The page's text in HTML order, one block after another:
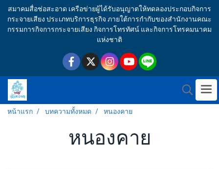
สมาคมสื่อช่อสะอาด เครือข่ายผู้ได้รับอนุญาตให้ทดลองประกอบกิจการ
กระจายเสียง ประเภทบริการธุรกิจ ภายใต้การกำกับของสำนักงานคณะ
กรรมการกิจการกระจายเสียง กิจการโทรทัศน์ และกิจการโทรคมนาคม
แห่งชาติ
หน้าแรก บทความทั้งหมด หนองคาย
หนองคาย